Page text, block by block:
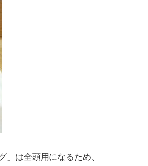
」は全頭用になるため、